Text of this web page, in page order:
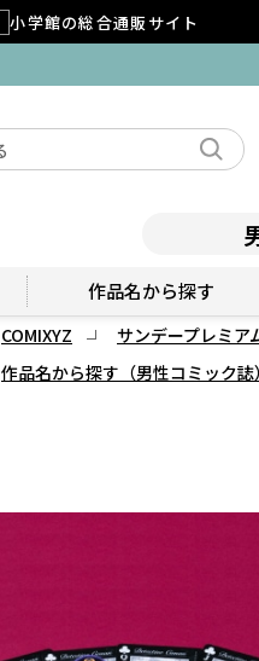
小学館の総合通販サイト
作品名から探す
COMIXYZ サンデープレミア
作品名から探す（男性コミック誌）